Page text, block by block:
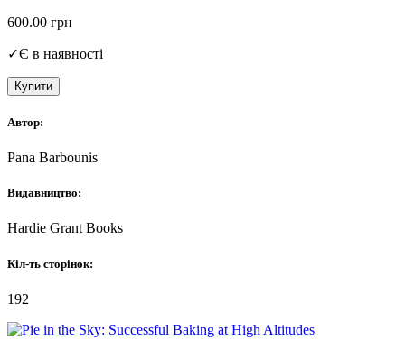
600.00 грн
✓Є в наявності
Купити
Автор:
Pana Barbounis
Видавництво:
Hardie Grant Books
Кіл-ть сторінок:
192